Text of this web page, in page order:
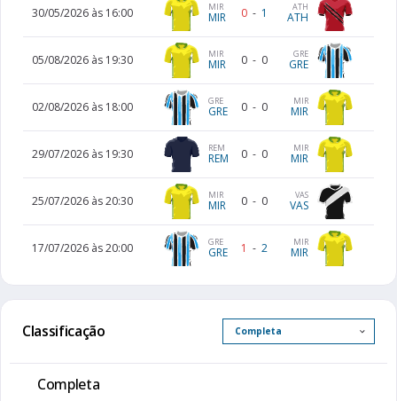
30/05/2026 às 16:00 MIR
MIR 0 - 1 ATH
ATH
05/08/2026 às 19:30 MIR
MIR 0 - 0 GRE
GRE
02/08/2026 às 18:00 GRE
GRE 0 - 0 MIR
MIR
29/07/2026 às 19:30 REM
REM 0 - 0 MIR
MIR
25/07/2026 às 20:30 MIR
MIR 0 - 0 VAS
VAS
17/07/2026 às 20:00 GRE
GRE 1 - 2 MIR
MIR
Classificação
Completa